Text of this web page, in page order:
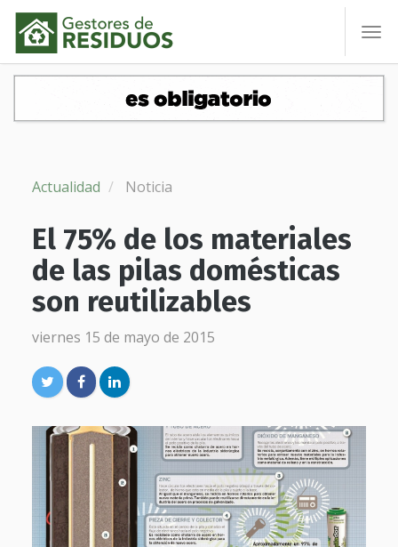
Actualidad Noticia
El 75% de los materiales
de las pilas domésticas
son reutilizables
viernes 15 de mayo de 2015